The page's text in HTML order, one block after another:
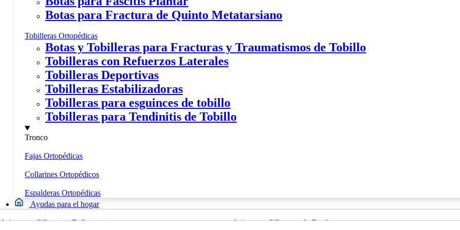
Botas para Fractura de Quinto Metatarsiano
Tobilleras Ortopédicas
Botas y Tobilleras para Fracturas y Traumatismos de Tobillo
Tobilleras con Refuerzos Laterales
Tobilleras Deportivas
Tobilleras Estabilizadoras
Tobilleras para esguinces de tobillo
Tobilleras para Tendinitis de Tobillo
Tronco
Fajas Ortopédicas
Collarines Ortopédicos
Espalderas Ortopédicas
Ayudas para el hogar
Asientos y Sillas para Bañera Asientos y Sillas para la Ducha